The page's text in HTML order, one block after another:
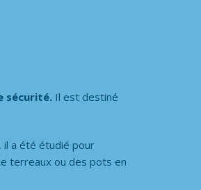
sécurité. Il est destiné
il a été étudié pour
terreaux ou des pots en